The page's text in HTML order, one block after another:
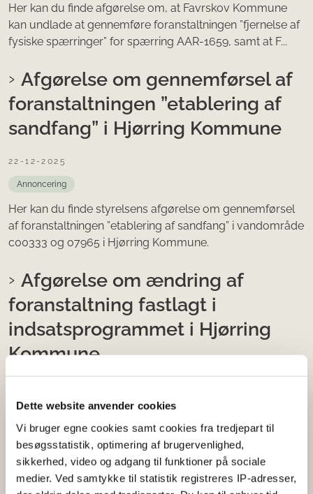
Dette website anvender cookies
Vi bruger egne cookies samt cookies fra tredjepart til
besøgsstatistik, optimering af brugervenlighed,
sikkerhed, video og adgang til funktioner på sociale
medier. Ved samtykke til statistik registreres IP-adresser,
Her kan du finde afgørelse om, at Favrskov Kommune
kan undlade at gennemføre foranstaltningen ”fjernelse af
fysiske spærringer” for spærring AAR-1659, samt at F...
Afgørelse om gennemførsel af
foranstaltningen ”etablering af
sandfang” i Hjørring Kommune
22-12-2025
Annoncering
Her kan du finde styrelsens afgørelse om gennemførsel
af foranstaltningen ”etablering af sandfang” i vandområde
c00333 og o7965 i Hjørring Kommune.
Afgørelse om ændring af
foranstaltning fastlagt i
indsatsprogrammet i Hjørring
Kommune
Annoncering
Her kan du finde styrelsens afgørelse om, at Hjørring
Kommune kan gennemføre foranstaltningen ”etablering
af sandfang” i vandområderne o7923_d og o7923.